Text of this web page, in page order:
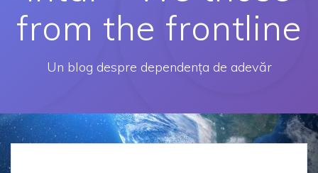
from the frontline
Un blog despre dependenţa de adevăr